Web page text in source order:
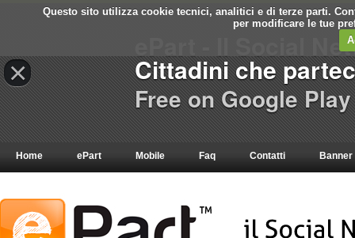
Questo sito utilizza cookie tecnici, analitici e di terze parti.
per modificare le tue
Home ePart Mobile Faq Contatti Banner
×
ePart - Il Social
Cittadini che
Free on Google Play